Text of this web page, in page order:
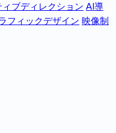
ブディレクション AI導
フィックデザイン 映像制